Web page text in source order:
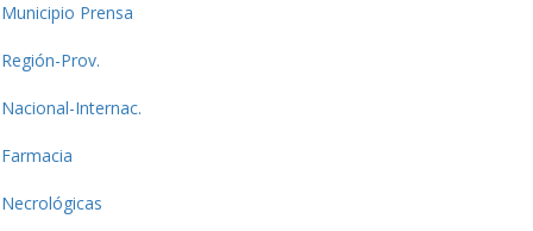
Municipio Prensa
Región-Prov.
Nacional-Internac.
Farmacia
Necrológicas